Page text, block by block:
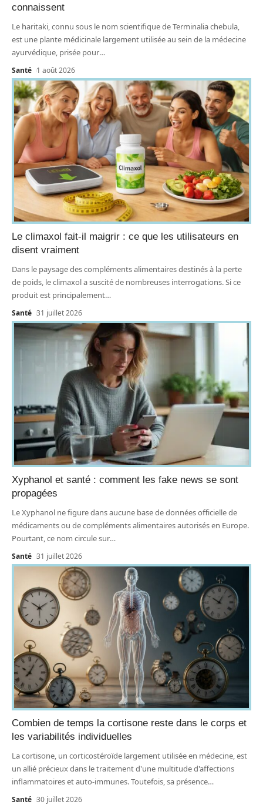
connaissent
Le haritaki, connu sous le nom scientifique de Terminalia chebula,
est une plante médicinale largement utilisée au sein de la médecine
ayurvédique, prisée pour…
Santé 1 août 2026
Le climaxol fait-il maigrir : ce que les utilisateurs en
disent vraiment
Dans le paysage des compléments alimentaires destinés à la perte
de poids, le climaxol a suscité de nombreuses interrogations. Si ce
produit est principalement…
Santé 31 juillet 2026
Xyphanol et santé : comment les fake news se sont
propagées
Le Xyphanol ne figure dans aucune base de données officielle de
médicaments ou de compléments alimentaires autorisés en Europe.
Pourtant, ce nom circule sur…
Santé 31 juillet 2026
Combien de temps la cortisone reste dans le corps et
les variabilités individuelles
La cortisone, un corticostéroïde largement utilisée en médecine, est
un allié précieux dans le traitement d'une multitude d'affections
inflammatoires et auto-immunes. Toutefois, sa présence…
Santé 30 juillet 2026